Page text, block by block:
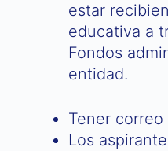
estar
educativa a
Fondos
entidad.
Tener
Los